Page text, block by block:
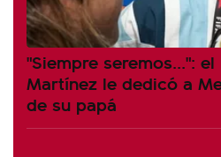
"Siempre seremos...":
Martínez le dedicó a
de su papá